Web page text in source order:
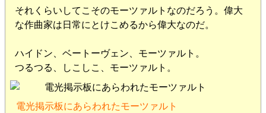
それくらいしてこそのモーツァルトなのだろう。偉大
な作曲家は日常にとけこめるから偉大なのだ。
ハイドン、ベートーヴェン、モーツァルト。
つるつる、しこしこ、モーツァルト。
電光掲示板にあらわれたモーツァルト